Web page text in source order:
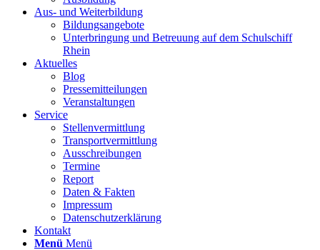
Aus- und Weiterbildung
Bildungsangebote
Unterbringung und Betreuung auf dem Schulschiff
Rhein
Aktuelles
Blog
Pressemitteilungen
Veranstaltungen
Service
Stellenvermittlung
Transportvermittlung
Ausschreibungen
Termine
Report
Daten & Fakten
Impressum
Datenschutzerklärung
Kontakt
Menü Menü